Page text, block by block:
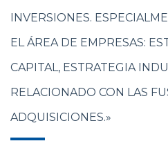
INVERSIONES.
EL ÁREA DE EMPRESAS:
CAPITAL, ESTRATEGIA
RELACIONADO CON LAS
ADQUISICIONES.»